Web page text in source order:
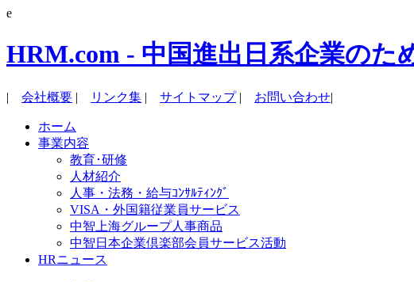
e
HRM.com - 中国進出日系企業のた
| 会社概要 | リンク集 | サイトマップ| お問い合わせ|
ホーム
事業内容
教育･研修
人材紹介
人事・法務・給与ｺﾝｻﾙﾃｨﾝｸﾞ
VISA・外国籍従業員サービス
中智上海グループ人事商品
中智日本企業倶楽部会員サービス活動
HRニュース